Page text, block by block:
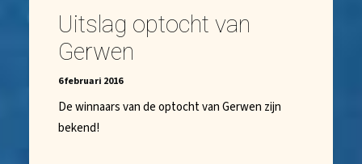
Uitslag optocht van
Gerwen
6 februari 2016
De winnaars van de optocht van Gerwen zijn
bekend!